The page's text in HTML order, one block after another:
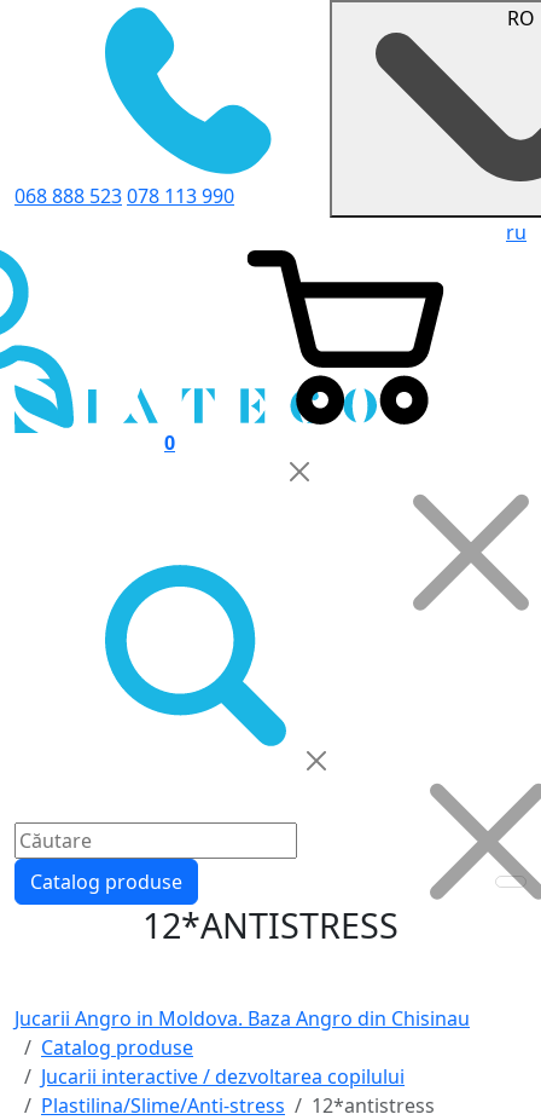
068 888 523078 113 990
ru
0
Catalog produse
12*ANTISTRESS
Jucarii Angro in Moldova. Baza Angro din Chisinau
Catalog produse
Jucarii interactive / dezvoltarea copilului
Plastilina/Slime/Anti-stress
12*antistress